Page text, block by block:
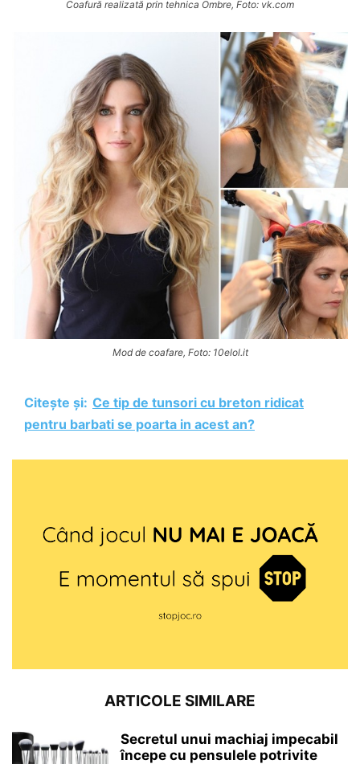
Coafură realizată prin tehnica Ombre, Foto: vk.com
Mod de coafare, Foto: 10elol.it
Citește și: Ce tip de tunsori cu breton ridicat
pentru barbati se poarta in acest an?
ARTICOLE SIMILARE
Secretul unui machiaj impecabil
începe cu pensulele potrivite